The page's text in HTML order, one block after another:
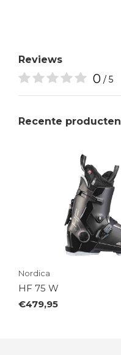
Reviews
0 / 5
Recente producten
Nordica
HF 75 W
€479,95